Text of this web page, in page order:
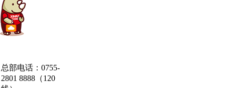
·深圳·研发总部
总部电话：0755-
2801 8888（120